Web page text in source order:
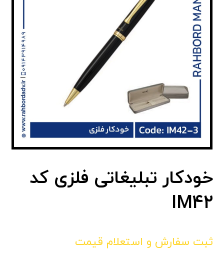
خودکار تبلیغاتی فلزی کد
IM42
ثبت سفارش و استعلام قیمت